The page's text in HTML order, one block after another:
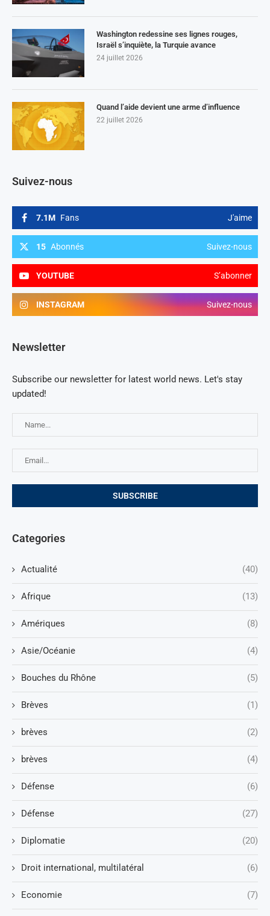
Washington redessine ses lignes rouges,
Israël s’inquiète, la Turquie avance
24 juillet 2026
Quand l’aide devient une arme d’influence
22 juillet 2026
Suivez-nous
7.1M Fans J'aime
15 Abonnés Suivez-nous
YOUTUBE S’abonner
INSTAGRAM Suivez-nous
Newsletter
Subscribe our newsletter for latest world news. Let's stay
updated!
Categories
Actualité (40)
Afrique (13)
Amériques (8)
Asie/Océanie (4)
Bouches du Rhône (5)
Brèves (1)
brèves (2)
brèves (4)
Défense (6)
Défense (27)
Diplomatie (20)
Droit international, multilatéral (6)
Economie (7)